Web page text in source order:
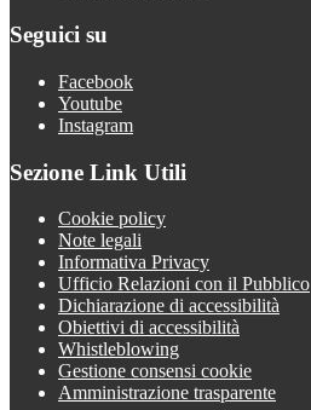
Seguici su
Facebook
Youtube
Instagram
Sezione Link Utili
Cookie policy
Note legali
Informativa Privacy
Ufficio Relazioni con il Pubblico
Dichiarazione di accessibilità
Obiettivi di accessibilità
Whistleblowing
Gestione consensi cookie
Amministrazione trasparente